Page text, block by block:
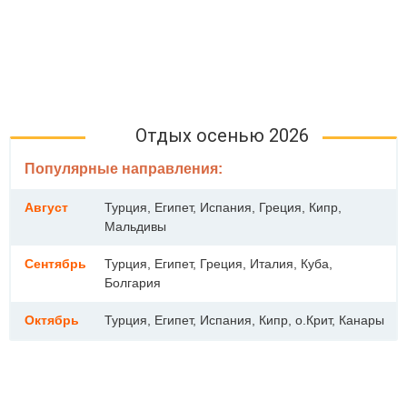
Отдых осенью 2026
Популярные направления:
Август
Турция, Египет, Испания, Греция, Кипр,
Мальдивы
Сентябрь
Турция, Египет, Греция, Италия, Куба,
Болгария
Октябрь Турция, Египет, Испания, Кипр, о.Крит, Канары